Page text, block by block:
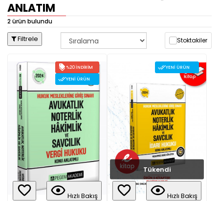
ANLATIM
2 ürün bulundu
Filtrele Stoktakiler
%20 İNDIRIM
YENI ÜRÜN
Hızlı Bakış
YENI ÜRÜN
Tükendi
Hızlı Bakış